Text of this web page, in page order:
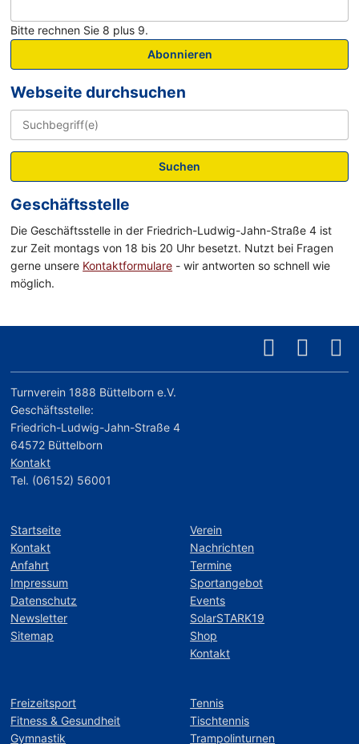
Bitte rechnen Sie 8 plus 9.
Abonnieren
Webseite durchsuchen
Suchen
Geschäftsstelle
Die Geschäftsstelle in der Friedrich-Ludwig-Jahn-Straße 4 ist
zur Zeit montags von 18 bis 20 Uhr besetzt. Nutzt bei Fragen
gerne unsere Kontaktformulare - wir antworten so schnell wie
möglich.
Turnverein 1888 Büttelborn e.V.
Geschäftsstelle:
Friedrich-Ludwig-Jahn-Straße 4
64572 Büttelborn
Kontakt
Tel. (06152) 56001
Startseite
Kontakt
Anfahrt
Impressum
Datenschutz
Newsletter
Sitemap
Verein
Nachrichten
Termine
Sportangebot
Events
SolarSTARK19
Shop
Kontakt
Freizeitsport
Fitness & Gesundheit
Gymnastik
Tennis
Tischtennis
Trampolinturnen